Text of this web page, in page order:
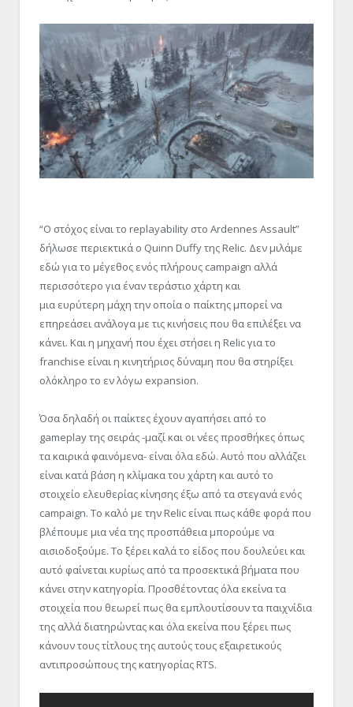
“Ο στόχος είναι το replayability στο Ardennes Assault”
δήλωσε περιεκτικά ο Quinn Duffy της Relic. Δεν μιλάμε
εδώ για το μέγεθος ενός πλήρους campaign αλλά
περισσότερο για έναν τεράστιο χάρτη και
μια ευρύτερη μάχη την οποία ο παίκτης μπορεί να
επηρεάσει ανάλογα με τις κινήσεις που θα επιλέξει να
κάνει. Και η μηχανή που έχει στήσει η Relic για το
franchise είναι η κινητήριος δύναμη που θα στηρίξει
ολόκληρο το εν λόγω expansion.
Όσα δηλαδή οι παίκτες έχουν αγαπήσει από το
gameplay της σειράς -μαζί και οι νέες προσθήκες όπως
τα καιρικά φαινόμενα- είναι όλα εδώ. Αυτό που αλλάζει
είναι κατά βάση η κλίμακα του χάρτη και αυτό το
στοιχείο ελευθερίας κίνησης έξω από τα στεγανά ενός
campaign. Το καλό με την Relic είναι πως κάθε φορά που
βλέπουμε μια νέα της προσπάθεια μπορούμε να
αισιοδοξούμε. Το ξέρει καλά το είδος που δουλεύει και
αυτό φαίνεται κυρίως από τα προσεκτικά βήματα που
κάνει στην κατηγορία. Προσθέτοντας όλα εκείνα τα
στοιχεία που θεωρεί πως θα εμπλουτίσουν τα παιχνίδια
της αλλά διατηρώντας και όλα εκείνα που ξέρει πως
κάνουν τους τίτλους της αυτούς τους εξαιρετικούς
αντιπροσώπους της κατηγορίας RTS.